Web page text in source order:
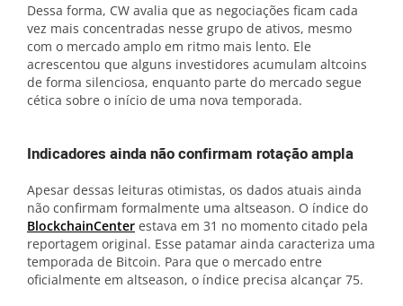
Dessa forma, CW avalia que as negociações ficam cada
vez mais concentradas nesse grupo de ativos, mesmo
com o mercado amplo em ritmo mais lento. Ele
acrescentou que alguns investidores acumulam altcoins
de forma silenciosa, enquanto parte do mercado segue
cética sobre o início de uma nova temporada.
Indicadores ainda não confirmam rotação ampla
Apesar dessas leituras otimistas, os dados atuais ainda
não confirmam formalmente uma altseason. O índice do
BlockchainCenter estava em 31 no momento citado pela
reportagem original. Esse patamar ainda caracteriza uma
temporada de Bitcoin. Para que o mercado entre
oficialmente em altseason, o índice precisa alcançar 75.